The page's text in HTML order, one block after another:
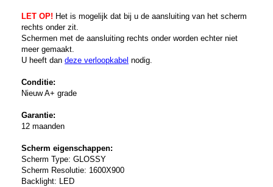
LET OP! Het is mogelijk dat bij u de aansluiting van het scherm
rechts onder zit.
Schermen met de aansluiting rechts onder worden echter niet
meer gemaakt.
U heeft dan deze verloopkabel nodig.
Conditie:
Nieuw A+ grade
Garantie:
12 maanden
Scherm eigenschappen:
Scherm Type: GLOSSY
Scherm Resolutie: 1600X900
Backlight: LED